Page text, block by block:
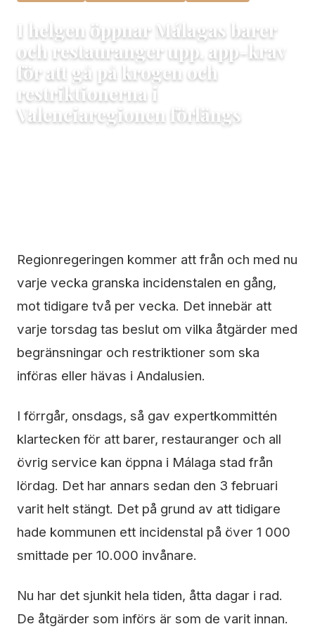
I helgen öppnar Málagas barer
och restauranger upp, app-krav
för att gå på krogen och
restriktionerna i
Valenciaregionen förlängs
Regionregeringen kommer att från och med nu
varje vecka granska incidenstalen en gång,
mot tidigare två per vecka. Det innebär att
varje torsdag tas beslut om vilka åtgärder med
begränsningar och restriktioner som ska
införas eller hävas i Andalusien.
I förrgår, onsdags, så gav expertkommittén
klartecken för att barer, restauranger och all
övrig service kan öppna i Málaga stad från
lördag. Det har annars sedan den 3 februari
varit helt stängt. Det på grund av att tidigare
hade kommunen ett incidenstal på över 1 000
smittade per 10.000 invånare.
Nu har det sjunkit hela tiden, åtta dagar i rad.
De åtgärder som införs är som de varit innan.